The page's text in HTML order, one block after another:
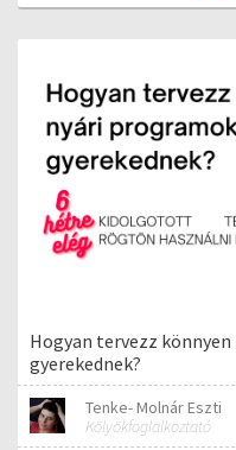
Hogyan tervezz
gyerekednek?
Tenke- Molnár Eszti
Kölyökfoglalkoztató